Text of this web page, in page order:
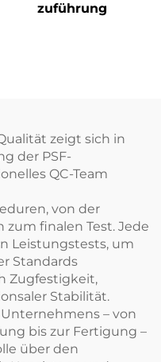
zuführung
zeigt sich in
der PSF-
QC-Team
von der
zum finalen Test. Jede
Leistungstests, um
Standards
Zugfestigkeit,
Stabilität.
– von
bis zur Fertigung –
über den